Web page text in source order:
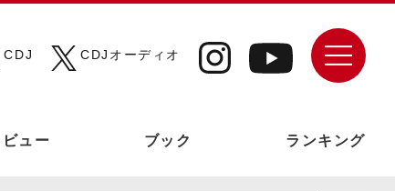
CDJ
CDJオーディオ
ュー ブック ランキング